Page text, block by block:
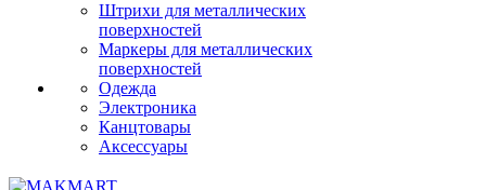
Штрихи для металлических
поверхностей
Маркеры для металлических
поверхностей
Одежда
Электроника
Канцтовары
Аксессуары